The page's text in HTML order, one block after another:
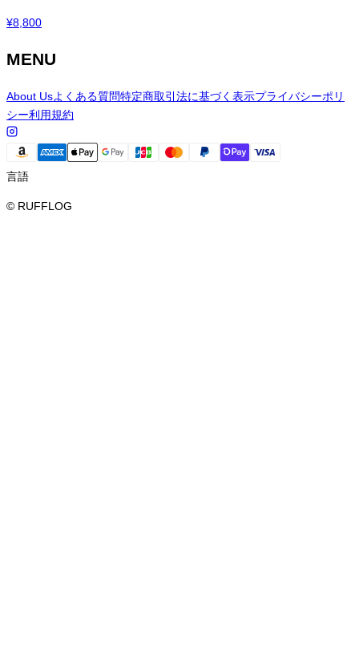
¥8,800
MENU
About Usよくある質問特定商取引法に基づく表示プライバシーポリ
シー利用規約
言語
© RUFFLOG